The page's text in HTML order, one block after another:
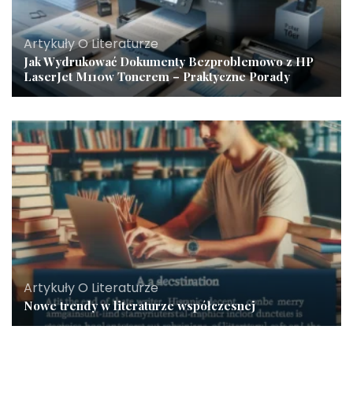
Artykuły O Literaturze
Jak Wydrukować Dokumenty Bezproblemowo z HP
LaserJet M110w Tonerem – Praktyczne Porady
Artykuły O Literaturze
Nowe trendy w literaturze współczesnej